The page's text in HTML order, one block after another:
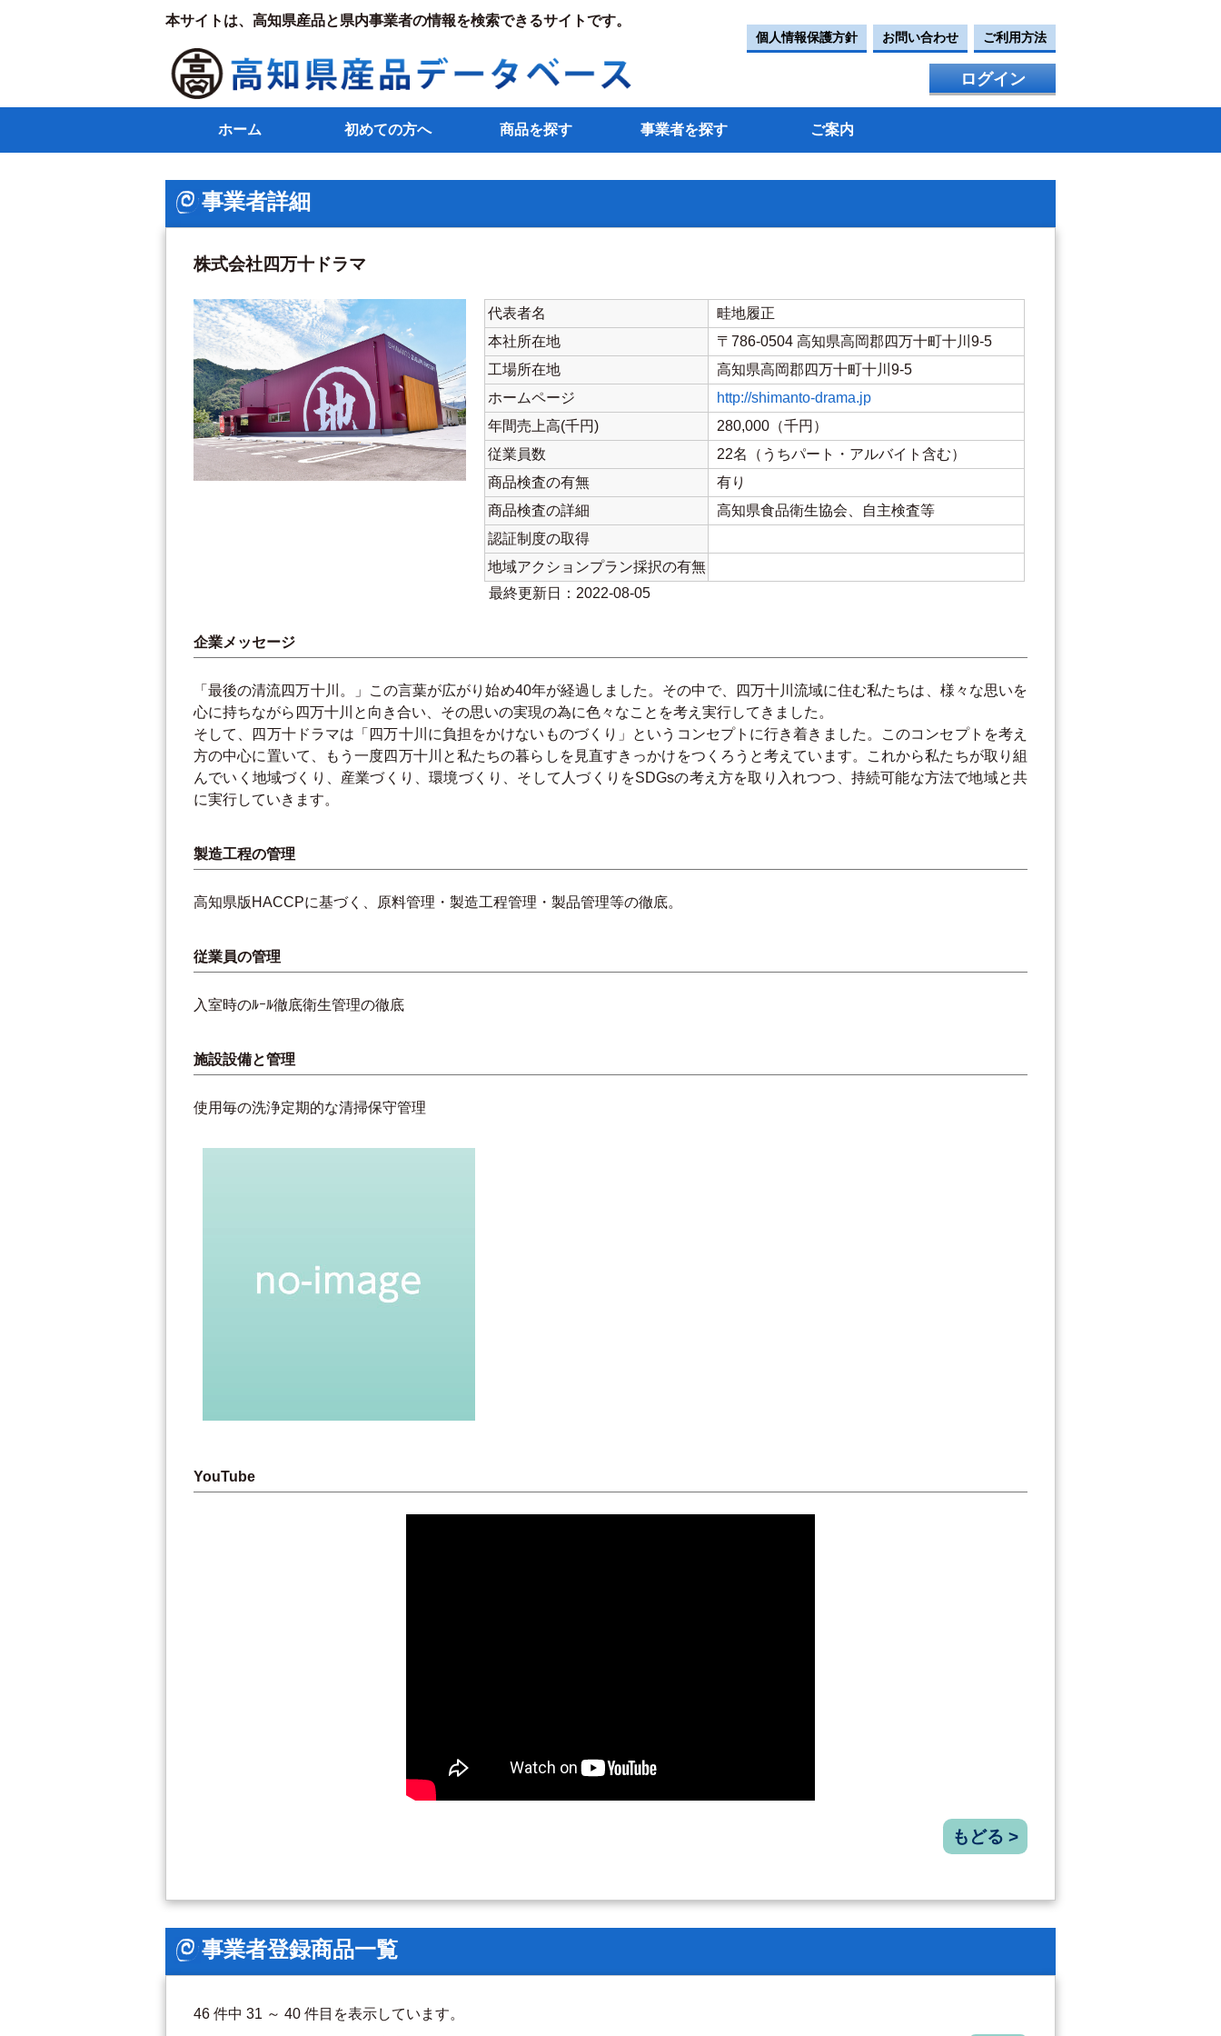
本サイトは、高知県産品と県内事業者の情報を検索できるサイトです。
個人情報保護方針 お問い合わせ ご利用方法
ログイン
ホーム 初めての方へ 商品を探す 事業者を探す ご案内
事業者詳細
株式会社四万十ドラマ
代表者名
畦地履正
本社所在地
〒786-0504 高知県高岡郡四万十町十川9-5
工場所在地
高知県高岡郡四万十町十川9-5
ホームページ
http://shimanto-drama.jp
年間売上高(千円)
280,000（千円）
従業員数
22名（うちパート・アルバイト含む）
商品検査の有無
有り
商品検査の詳細
高知県食品衛生協会、自主検査等
認証制度の取得
地域アクションプラン採択の有無
最終更新日：2022-08-05
企業メッセージ
「最後の清流四万十川。」この言葉が広がり始め40年が経過しました。その中で、四万十川流域に住む私たちは、様々な思いを
心に持ちながら四万十川と向き合い、その思いの実現の為に色々なことを考え実行してきました。
そして、四万十ドラマは「四万十川に負担をかけないものづくり」というコンセプトに行き着きました。このコンセプトを考え
方の中心に置いて、もう一度四万十川と私たちの暮らしを見直すきっかけをつくろうと考えています。これから私たちが取り組
んでいく地域づくり、産業づくり、環境づくり、そして人づくりをSDGsの考え方を取り入れつつ、持続可能な方法で地域と共
に実行していきます。
製造工程の管理
高知県版HACCPに基づく、原料管理・製造工程管理・製品管理等の徹底。
従業員の管理
入室時のﾙｰﾙ徹底衛生管理の徹底
施設設備と管理
使用毎の洗浄定期的な清掃保守管理
YouTube
もどる >
事業者登録商品一覧
46 件中 31 ～ 40 件目を表示しています。